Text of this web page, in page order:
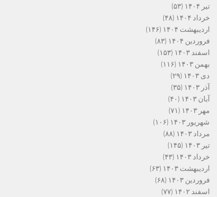
تیر ۱۴۰۴
(۵۳)
خرداد ۱۴۰۴
(۴۸)
اردیبهشت ۱۴۰۴
(۱۴۶)
فروردین ۱۴۰۴
(۸۳)
اسفند ۱۴۰۳
(۱۵۳)
بهمن ۱۴۰۳
(۱۱۶)
دی ۱۴۰۳
(۲۹)
آذر ۱۴۰۳
(۳۵)
آبان ۱۴۰۳
(۴۰)
مهر ۱۴۰۳
(۷۱)
شهریور ۱۴۰۳
(۱۰۶)
مرداد ۱۴۰۳
(۸۸)
تیر ۱۴۰۳
(۱۴۵)
خرداد ۱۴۰۳
(۴۳)
اردیبهشت ۱۴۰۳
(۶۳)
فروردین ۱۴۰۳
(۶۸)
اسفند ۱۴۰۲
(۷۷)